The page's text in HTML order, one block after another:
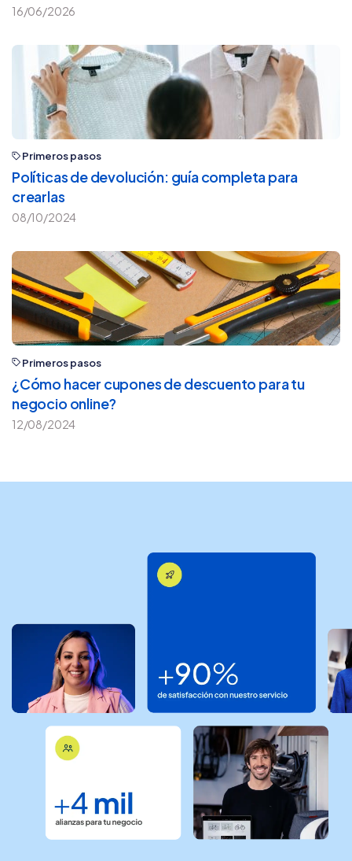
16/06/2026
Primeros pasos
Políticas de devolución: guía completa para
crearlas
08/10/2024
Primeros pasos
¿Cómo hacer cupones de descuento para tu
negocio online?
12/08/2024